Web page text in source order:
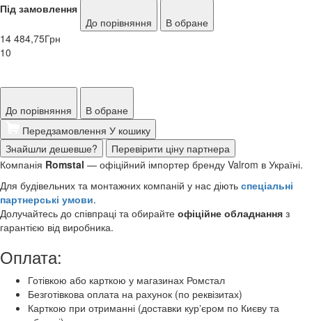
Під замовлення
До порівняння
В обране
14 484,75Грн
10
До порівняння
В обране
Передзамовлення У кошику
Знайшли дешевше?
Перевірити ціну партнера
Компанія Romstal — офіційний імпортер бренду Valrom в Україні.
Для будівельних та монтажних компаній у нас діють спеціальні
партнерські умови.
Долучайтесь до співпраці та обирайте офіційне обладнання з
гарантією від виробника.
Оплата:
Готівкою або карткою у магазинах Ромстал
Безготівкова оплата на рахунок (по реквізитах)
Карткою при отриманні (доставки курʼєром по Києву та